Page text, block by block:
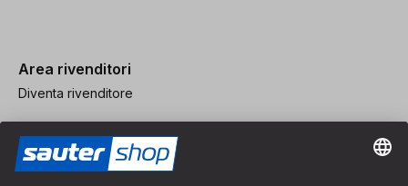
Area rivenditori
Diventa rivenditore